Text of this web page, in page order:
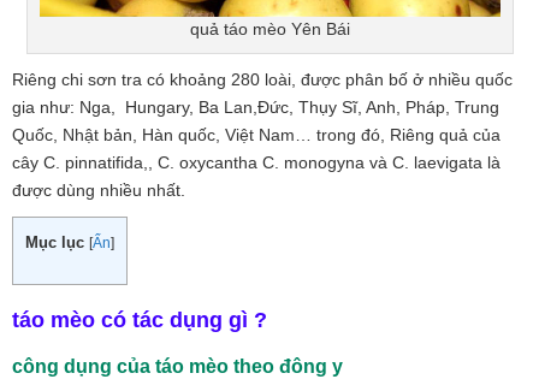
quả táo mèo Yên Bái
Riêng chi sơn tra có khoảng 280 loài, được phân bố ở nhiều quốc
gia như: Nga, Hungary, Ba Lan,Đức, Thụy Sĩ, Anh, Pháp, Trung
Quốc, Nhật bản, Hàn quốc, Việt Nam… trong đó, Riêng quả của
cây C. pinnatifida,, C. oxycantha C. monogyna và C. laevigata là
được dùng nhiều nhất.
Mục lục [Ẩn]
táo mèo có tác dụng gì ?
công dụng của táo mèo theo đông y